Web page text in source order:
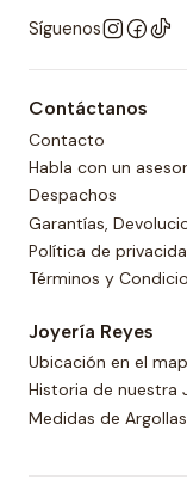
Síguenos
Contáctanos
Contacto
Habla con un asesor
Despachos
Garantías,
Política de
Términos y
Joyería Reyes
Ubicación en el
Historia de nuestra
Medidas de Argollas